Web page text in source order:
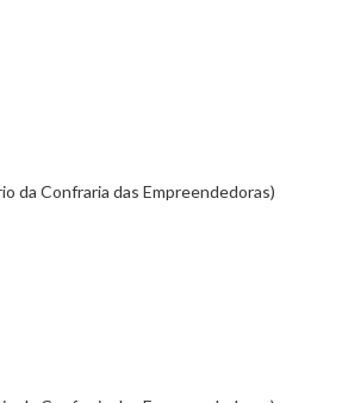
da Confraria das Empreendedoras)